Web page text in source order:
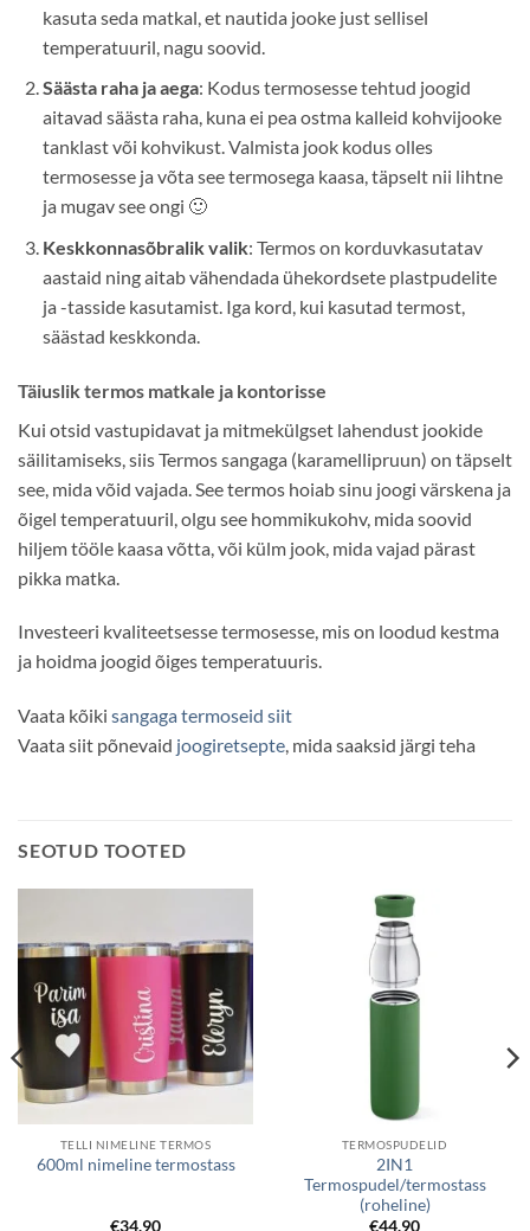
kasuta seda matkal, et nautida jooke just sellisel
temperatuuril, nagu soovid.
Säästa raha ja aega: Kodus termosesse tehtud joogid
aitavad säästa raha, kuna ei pea ostma kalleid kohvijooke
tanklast või kohvikust. Valmista jook kodus olles
termosesse ja võta see termosega kaasa, täpselt nii lihtne
ja mugav see ongi 🙂
Keskkonnasõbralik valik: Termos on korduvkasutatav
aastaid ning aitab vähendada ühekordsete plastpudelite
ja -tasside kasutamist. Iga kord, kui kasutad termost,
säästad keskkonda.
Täiuslik termos matkale ja kontorisse
Kui otsid vastupidavat ja mitmekülgset lahendust jookide
säilitamiseks, siis Termos sangaga (karamellipruun) on täpselt
see, mida võid vajada. See termos hoiab sinu joogi värskena ja
õigel temperatuuril, olgu see hommikukohv, mida soovid
hiljem tööle kaasa võtta, või külm jook, mida vajad pärast
pikka matka.
Investeeri kvaliteetsesse termosesse, mis on loodud kestma
ja hoidma joogid õiges temperatuuris.
Vaata kõiki sangaga termoseid siit
Vaata siit põnevaid joogiretsepte, mida saaksid järgi teha
SEOTUD TOOTED
TELLI NIMELINE TERMOS
600ml nimeline termostass
€34.90
TERMOSPUDELID
2IN1
Termospudel/termostass
(roheline)
€44.90